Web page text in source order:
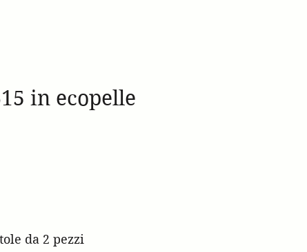
in ecopelle
da 2 pezzi